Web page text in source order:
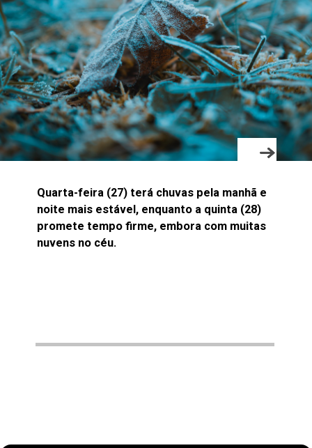
Quarta-feira (27) terá chuvas pela manhã e
noite mais estável, enquanto a quinta (28)
promete tempo firme, embora com muitas
nuvens no céu.